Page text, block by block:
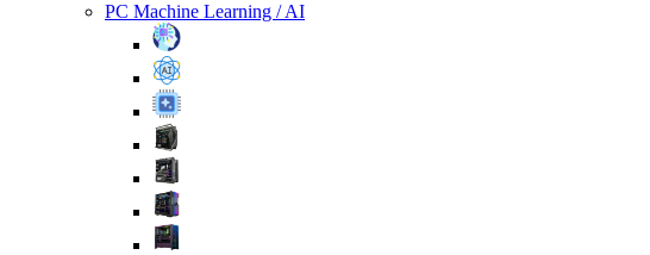
PC Machine Learning / AI